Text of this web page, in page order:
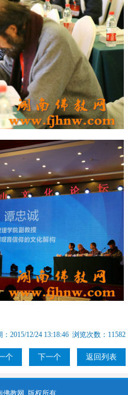
2015/12/24 13:18:46 浏览次数：11582
个 下一个 返回列表